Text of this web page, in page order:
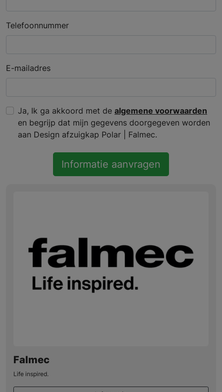
Telefoonnummer
E-mailadres
Ja, Ik ga akkoord met de algemene voorwaarden
en begrijp dat mijn gegevens doorgegeven worden
aan Design afzuigkap Polar | Falmec.
Informatie aanvragen
Falmec
Life inspired.